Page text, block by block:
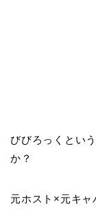
びびろっくとい
か？
元ホスト×元キャ